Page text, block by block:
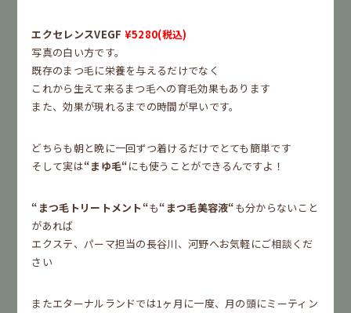
エクセレンスVEGF ¥5280(税込)
写真の白い方です。
既存のまつ毛に栄養を与えるだけでなく
これから生えて来るまつ毛への育毛効果もあります
また、効果が現れるまでの時間が早いです。
どちらも朝と晩に一回ずつ着けるだけでとても簡単です
そして実は“まゆ毛“にも使うことができるんですよ！
“まつ毛トリートメント“も“まつ毛美容液“も分からないこと
があれば
エクステ、パーマ担当の長谷川、河野へお気軽にご相談くだ
さい
またエターナルランドでは1ヶ月に一度、月の頭にミーティン